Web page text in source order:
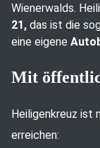
Wienerwalds.
21, das ist die
eine eigene
Mit
Heiligenkreuz ist
erreichen: